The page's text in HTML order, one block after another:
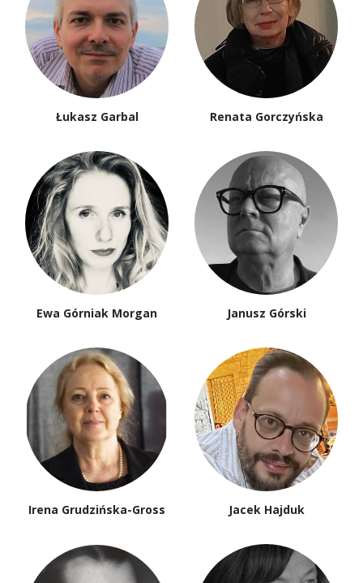
Łukasz Garbal Renata Gorczyńska
Ewa Górniak Morgan Janusz Górski
Irena Grudzińska-Gross Jacek Hajduk